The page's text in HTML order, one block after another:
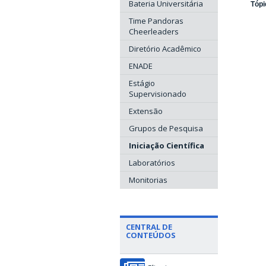
Bateria Universitária
Time Pandoras
Cheerleaders
Diretório Acadêmico
ENADE
Estágio
Supervisionado
Extensão
Grupos de Pesquisa
Iniciação Científica
Laboratórios
Monitorias
CENTRAL DE
CONTEÚDOS